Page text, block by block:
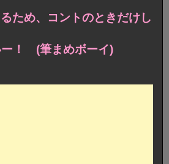
ため、コントのときだけし
ー！ (筆まめボーイ)